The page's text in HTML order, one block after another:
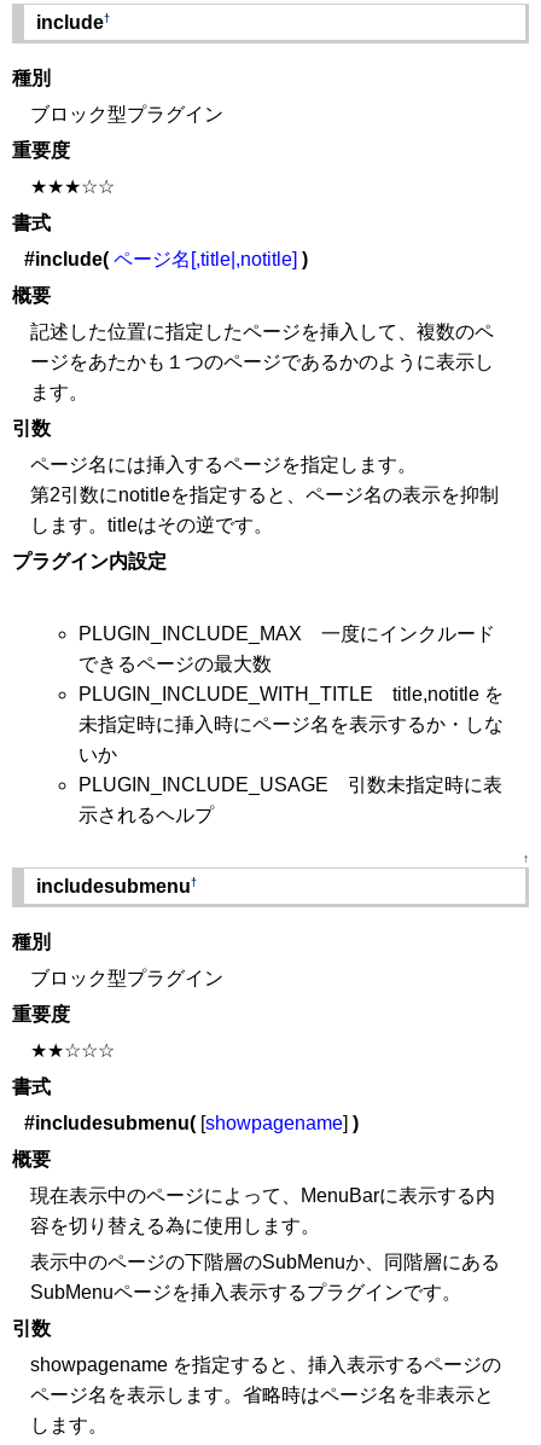
include†
種別
ブロック型プラグイン
重要度
★★★☆☆
書式
#include( ページ名[,title|,notitle] )
概要
記述した位置に指定したページを挿入して、複数のペ
ージをあたかも１つのページであるかのように表示し
ます。
引数
ページ名には挿入するページを指定します。
第2引数にnotitleを指定すると、ページ名の表示を抑制
します。titleはその逆です。
プラグイン内設定
PLUGIN_INCLUDE_MAX 一度にインクルード
できるページの最大数
PLUGIN_INCLUDE_WITH_TITLE title,notitle を
未指定時に挿入時にページ名を表示するか・しな
いか
PLUGIN_INCLUDE_USAGE 引数未指定時に表
示されるヘルプ
↑
includesubmenu†
種別
ブロック型プラグイン
重要度
★★☆☆☆
書式
#includesubmenu( [showpagename] )
概要
現在表示中のページによって、MenuBarに表示する内
容を切り替える為に使用します。
表示中のページの下階層のSubMenuか、同階層にある
SubMenuページを挿入表示するプラグインです。
引数
showpagename を指定すると、挿入表示するページの
ページ名を表示します。省略時はページ名を非表示と
します。